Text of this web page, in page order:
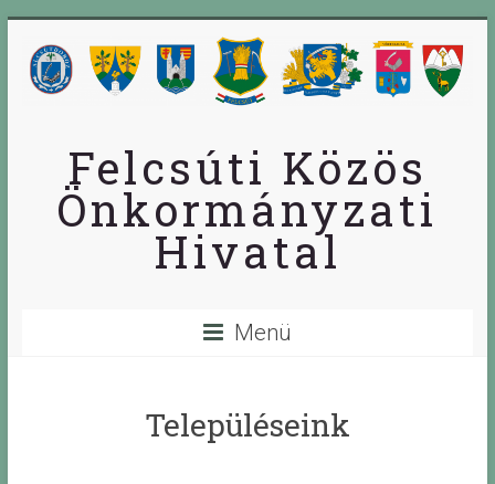
Felcsúti Közös
Önkormányzati
Hivatal
Menü
Településeink